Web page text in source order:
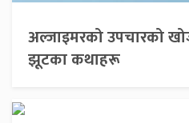
अल्जाइमरको उपचारको
झूटका कथाहरू